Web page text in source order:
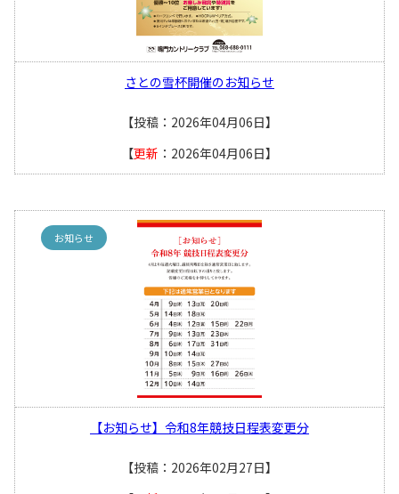
さとの雪杯開催のお知らせ
【投稿：2026年04月06日】
【更新 ：2026年04月06日】
お知らせ
【お知らせ】令和8年競技日程表変更分
【投稿：2026年02月27日】